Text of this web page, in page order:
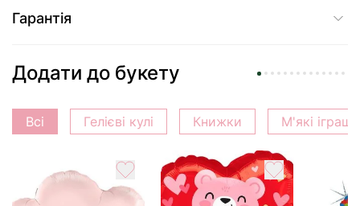
Гарантія
Додати до букету
Всі Гелієві кулі Книжки М'які